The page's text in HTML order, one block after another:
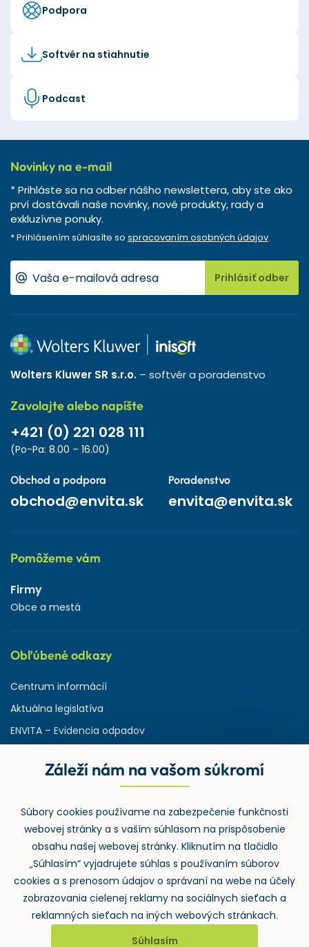
Podpora
Softvér na stiahnutie
Podcast
Novinky na e-mail
* Prihláste sa na odber nášho newslettera, aby ste ako
prví dostávali naše novinky, nové produkty, rady a
exkluzívne ponuky.
* Prihlásením súhlasíte so spracovaním osobných údajov.
Prihlásiť odber
Wolters Kluwer SR s.r.o. – softvér a poradenstvo
Zavolajte alebo napíšte
+421 (0) 221 028 111
(Po-Pa: 8.00 – 16.00)
Obchod a podpora
obchod@envita.sk
Poradenstvo
envita@envita.sk
Pomôžeme vám
Firmy
Obce a mestá
Obľúbené odkazy
Centrum informácií
Aktuálna legislatíva
ENVITA – Evidencia odpadov
Ministerstvo životného prostredia
ASPI | Svet práva pre profesionálov
Denník Odpady-portal.sk
Záleží nám na vašom súkromí
Súbory cookies používame na zabezpečenie funkčnosti
webovej stránky a s vaším súhlasom na prispôsobenie
obsahu našej webovej stránky. Kliknutím na tlačidlo
„Súhlasím“ vyjadrujete súhlas s používaním súborov
cookies a s prenosom údajov o správaní na webe na účely
zobrazovania cielenej reklamy na sociálnych sieťach a
reklamných sieťach na iných webových stránkach.
Súhlasím